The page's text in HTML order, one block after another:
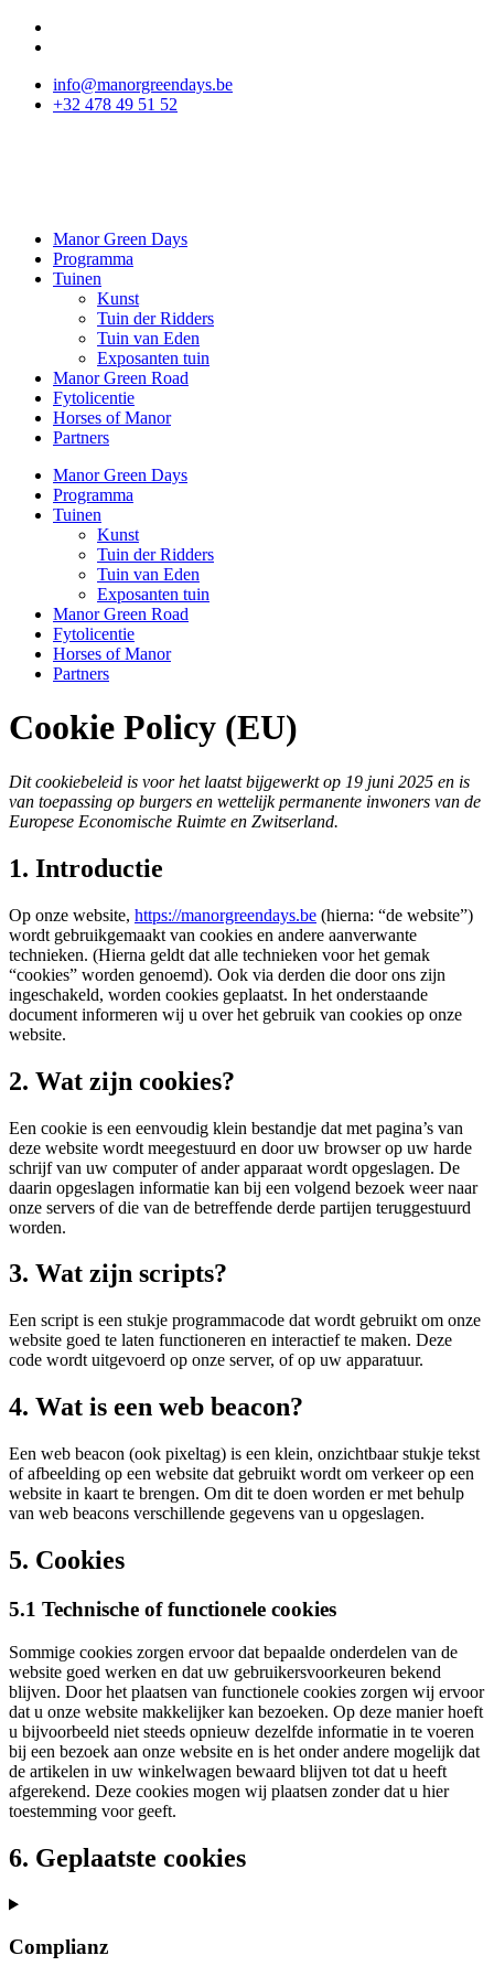
Spring
naar
inhoudinfo@manorgreendays.be
+32 478 49 51 52
Manor Green Days
Programma
Tuinen
Kunst
Tuin der Ridders
Tuin van Eden
Exposanten tuin
Manor Green Road
Fytolicentie
Horses of Manor
Partners
Manor Green Days
Programma
Tuinen
Kunst
Tuin der Ridders
Tuin van Eden
Exposanten tuin
Manor Green Road
Fytolicentie
Horses of Manor
Partners
Cookie Policy (EU)
Dit cookiebeleid is voor het laatst bijgewerkt op 19 juni 2025 en is
van toepassing op burgers en wettelijk permanente inwoners van de
Europese Economische Ruimte en Zwitserland.
1. Introductie
Op onze website, https://manorgreendays.be (hierna: “de website”)
wordt gebruikgemaakt van cookies en andere aanverwante
technieken. (Hierna geldt dat alle technieken voor het gemak
“cookies” worden genoemd). Ook via derden die door ons zijn
ingeschakeld, worden cookies geplaatst. In het onderstaande
document informeren wij u over het gebruik van cookies op onze
website.
2. Wat zijn cookies?
Een cookie is een eenvoudig klein bestandje dat met pagina’s van
deze website wordt meegestuurd en door uw browser op uw harde
schrijf van uw computer of ander apparaat wordt opgeslagen. De
daarin opgeslagen informatie kan bij een volgend bezoek weer naar
onze servers of die van de betreffende derde partijen teruggestuurd
worden.
3. Wat zijn scripts?
Een script is een stukje programmacode dat wordt gebruikt om onze
website goed te laten functioneren en interactief te maken. Deze
code wordt uitgevoerd op onze server, of op uw apparatuur.
4. Wat is een web beacon?
Een web beacon (ook pixeltag) is een klein, onzichtbaar stukje tekst
of afbeelding op een website dat gebruikt wordt om verkeer op een
website in kaart te brengen. Om dit te doen worden er met behulp
van web beacons verschillende gegevens van u opgeslagen.
5. Cookies
5.1 Technische of functionele cookies
Sommige cookies zorgen ervoor dat bepaalde onderdelen van de
website goed werken en dat uw gebruikersvoorkeuren bekend
blijven. Door het plaatsen van functionele cookies zorgen wij ervoor
dat u onze website makkelijker kan bezoeken. Op deze manier hoeft
u bijvoorbeeld niet steeds opnieuw dezelfde informatie in te voeren
bij een bezoek aan onze website en is het onder andere mogelijk dat
de artikelen in uw winkelwagen bewaard blijven tot dat u heeft
afgerekend. Deze cookies mogen wij plaatsen zonder dat u hier
toestemming voor geeft.
6. Geplaatste cookies
Complianz